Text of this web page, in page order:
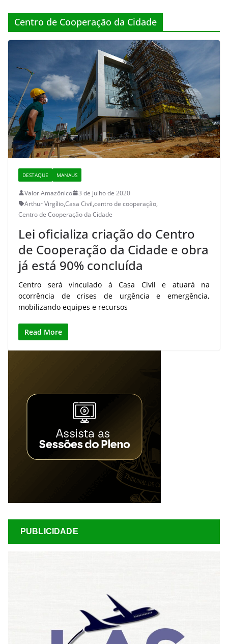
Centro de Cooperação da Cidade
DESTAQUE MANAUS
Valor Amazônico
3 de julho de 2020
Arthur Virgílio,Casa Civil,centro de cooperação,
Centro de Cooperação da Cidade
Lei oficializa criação do Centro
de Cooperação da Cidade e obra
já está 90% concluída
Centro será vinculado à Casa Civil e atuará na
ocorrência de crises de urgência e emergência,
mobilizando equipes e recursos
Read More
PUBLICIDADE